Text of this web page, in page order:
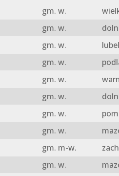
gm. w.
gm. w.
gm. w.
gm. w.
gm. w.
gm. w.
gm. w.
gm. w.
gm. m-w.
gm. w.